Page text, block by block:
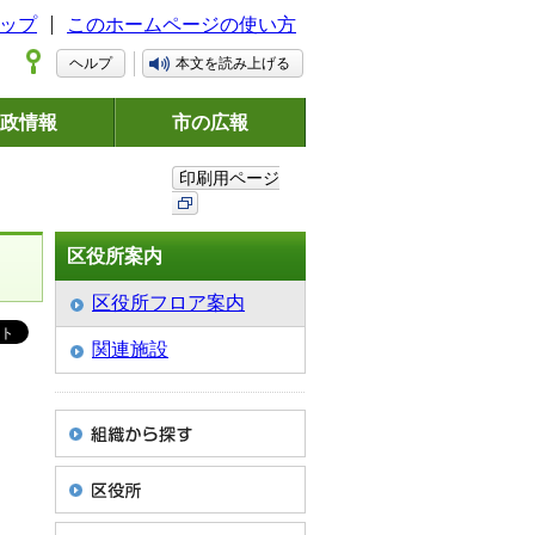
プ このホームページの使い方
ヘルプ 本文を読み上げる
情報 市の広報
印刷用ページ
区役所案内
区役所フロア案内
関連施設